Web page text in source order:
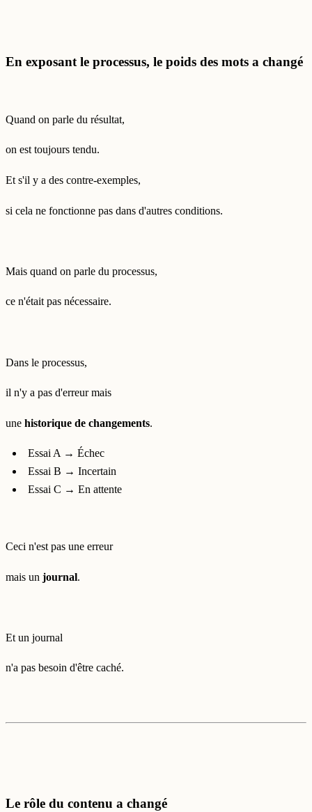
En exposant le processus, le poids des mots a changé
Quand on parle du résultat,
on est toujours tendu.
Et s'il y a des contre-exemples,
si cela ne fonctionne pas dans d'autres conditions.
Mais quand on parle du processus,
ce n'était pas nécessaire.
Dans le processus,
il n'y a pas d'erreur mais
une historique de changements.
Essai A → Échec
Essai B → Incertain
Essai C → En attente
Ceci n'est pas une erreur
mais un journal.
Et un journal
n'a pas besoin d'être caché.
Le rôle du contenu a changé